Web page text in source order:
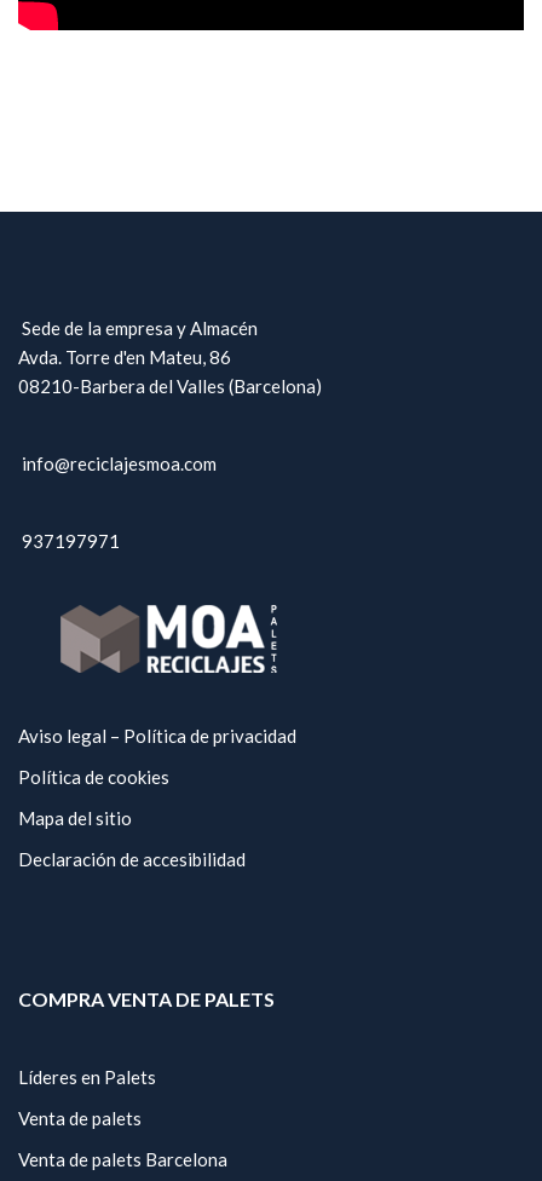
Sede de la empresa y Almacén
Avda. Torre d'en Mateu, 86
08210-Barbera del Valles (Barcelona)
info@reciclajesmoa.com
937197971
Aviso legal – Política de privacidad
Política de cookies
Mapa del sitio
Declaración de accesibilidad
COMPRA VENTA DE PALETS
Líderes en Palets
Venta de palets
Venta de palets Barcelona